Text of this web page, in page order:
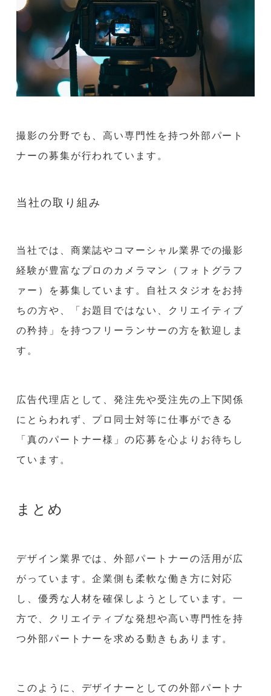
撮影の分野でも、高い専門性を持つ外部パート
ナーの募集が行われています。
当社の取り組み
当社では、商業誌やコマーシャル業界での撮影
経験が豊富なプロのカメラマン（フォトグラフ
ァー）を募集しています。自社スタジオをお持
ちの方や、「お題目ではない、クリエイティブ
の矜持」を持つフリーランサーの方を歓迎しま
す。
広告代理店として、発注先や受注先の上下関係
にとらわれず、プロ同士対等に仕事ができる
「真のパートナー様」の応募を心よりお待ちし
ています。
まとめ
デザイン業界では、外部パートナーの活用が広
がっています。企業側も柔軟な働き方に対応
し、優秀な人材を確保しようとしています。一
方で、クリエイティブな発想や高い専門性を持
つ外部パートナーを求める動きもあります。
このように、デザイナーとしての外部パートナ